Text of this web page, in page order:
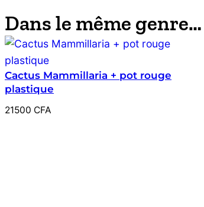
Dans le même genre…
Cactus Mammillaria + pot rouge
plastique
21500 CFA